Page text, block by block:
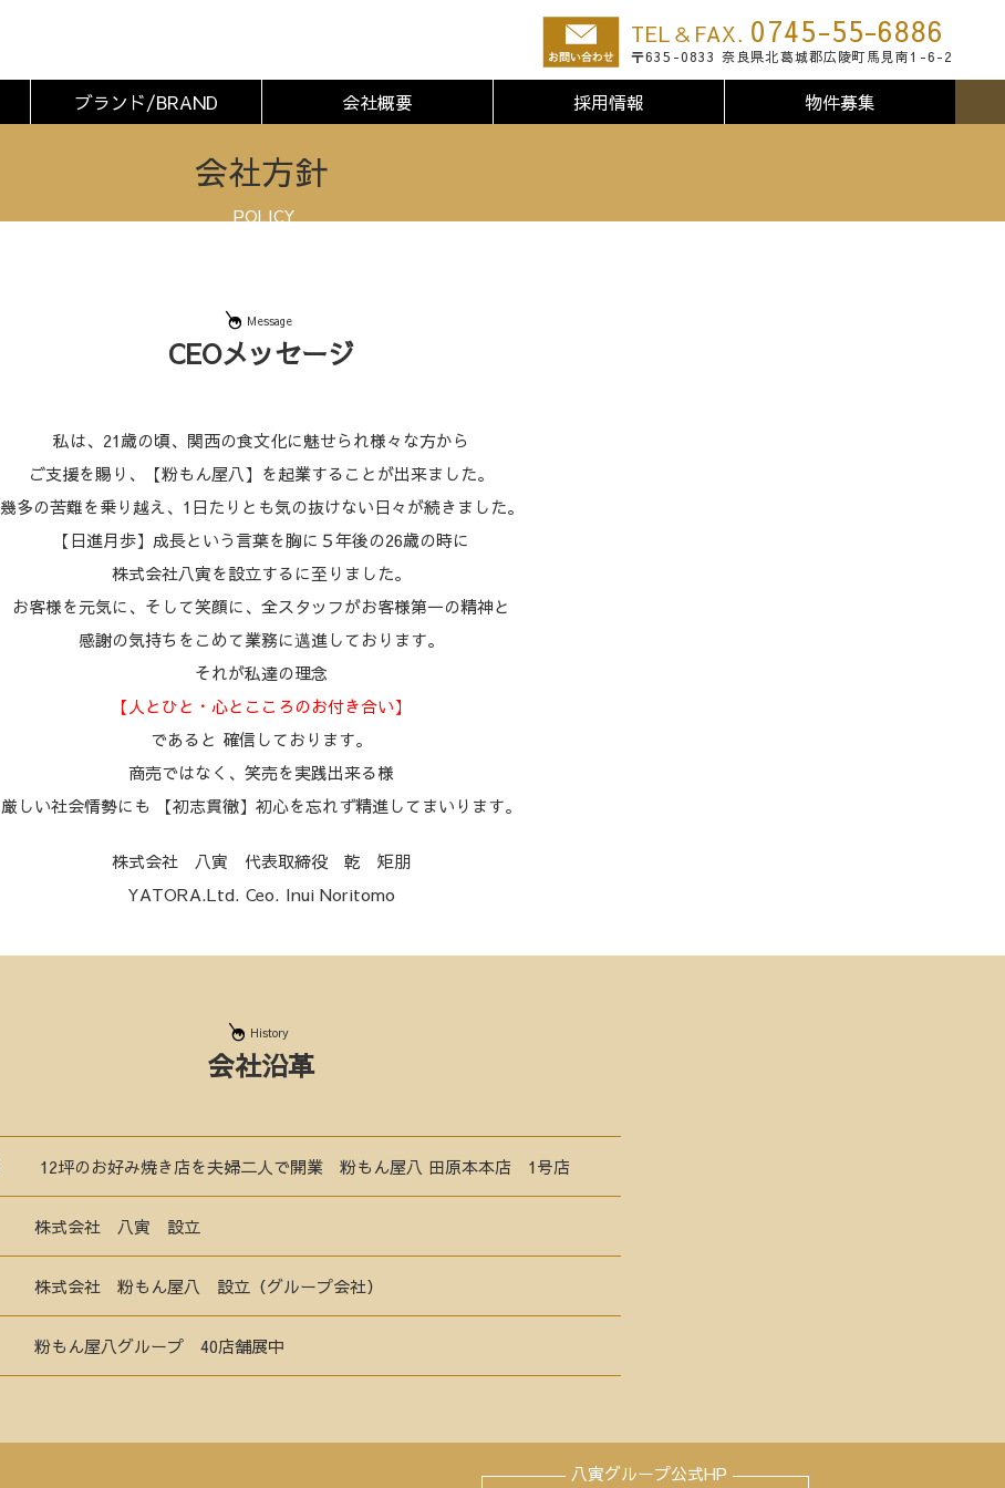
TEL＆FAX. 0745-55-6886
〒635-0833 奈良県北葛城郡広陵町馬見南1-6-2
ブランド/BRAND 会社概要 採用情報 物件募集
会社方針
POLICY
Message
CEOメッセージ
私は、21歳の頃、関西の食文化に魅せられ様々な方から
ご支援を賜り、【粉もん屋八】を起業することが出来ました。
幾多の苦難を乗り越え、1日たりとも気の抜けない日々が続きました。
【日進月歩】成長という言葉を胸に５年後の26歳の時に
株式会社八寅を設立するに至りました。
お客様を元気に、そして笑顔に、全スタッフがお客様第一の精神と
感謝の気持ちをこめて業務に邁進しております。
それが私達の理念
【人とひと・心とこころのお付き合い】
であると 確信しております。
商売ではなく、笑売を実践出来る様
厳しい社会情勢にも 【初志貫徹】初心を忘れず精進してまいります。
株式会社 八寅 代表取締役 乾 矩朋
YATORA.Ltd. Ceo. Inui Noritomo
History
会社沿革
12坪のお好み焼き店を夫婦二人で開業 粉もん屋八 田原本本店 1号店
株式会社 八寅 設立
株式会社 粉もん屋八 設立（グループ会社）
粉もん屋八グループ 40店舗展中
八寅グループ公式HP